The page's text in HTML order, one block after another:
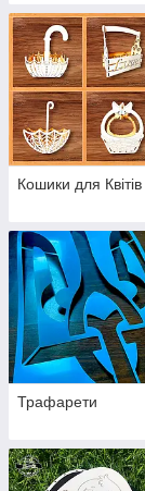
Кошики для Квітів
Трафарети